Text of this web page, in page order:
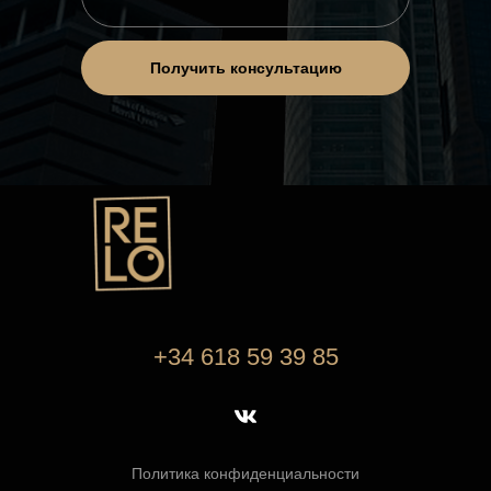
Получить консультацию
Политика конфиденциальности
+34 618 59 39 85